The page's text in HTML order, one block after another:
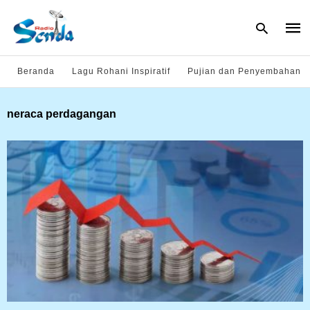
Beranda Lagu Rohani Inspiratif Pujian dan Penyembahan
neraca perdagangan